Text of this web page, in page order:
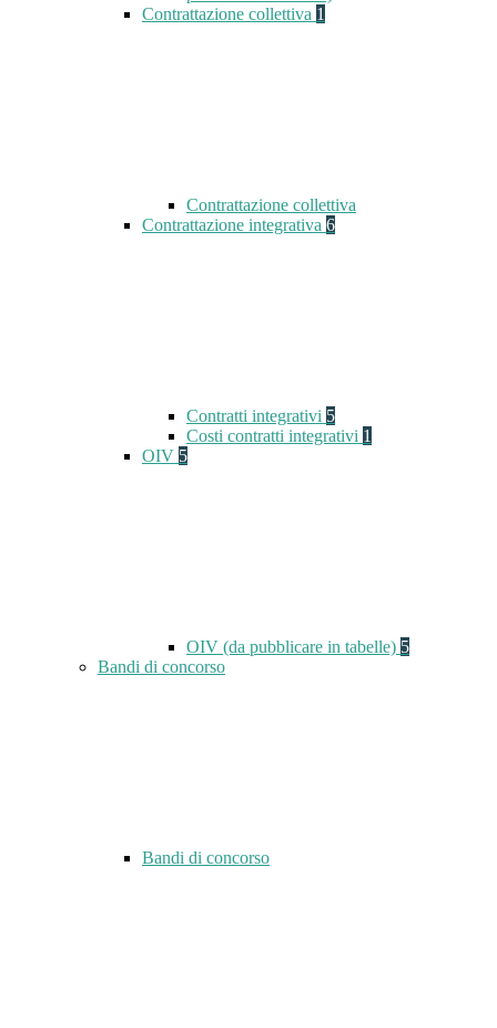
Contrattazione collettiva 1
Contrattazione collettiva
Contrattazione integrativa 6
Contratti integrativi 5
Costi contratti integrativi 1
OIV 5
OIV (da pubblicare in tabelle) 5
Bandi di concorso
Bandi di concorso